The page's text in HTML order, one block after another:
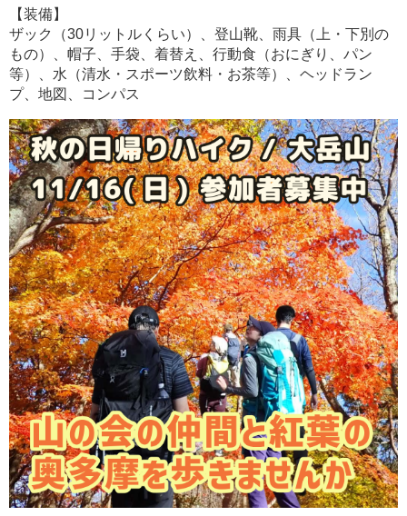
【装備】
ザック（30リットルくらい）、登山靴、雨具（上・下別の
もの）、帽子、手袋、着替え、行動食（おにぎり、パン
等）、水（清水・スポーツ飲料・お茶等）、ヘッドラン
プ、地図、コンパス